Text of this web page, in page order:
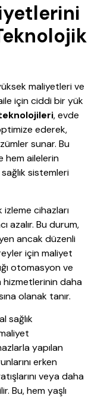
maliyetleri ve
için ciddi bir yük
, evde
ederek,
sunar. Bu
hem ailelerin
sistemleri
izleme cihazları
azalır. Bu durum,
ancak düzenli
için maliyet
otomasyon ve
hizmetlerinin daha
olanak tanır.
sağlık
yapılan
erken
veya daha
Bu, hem yaşlı